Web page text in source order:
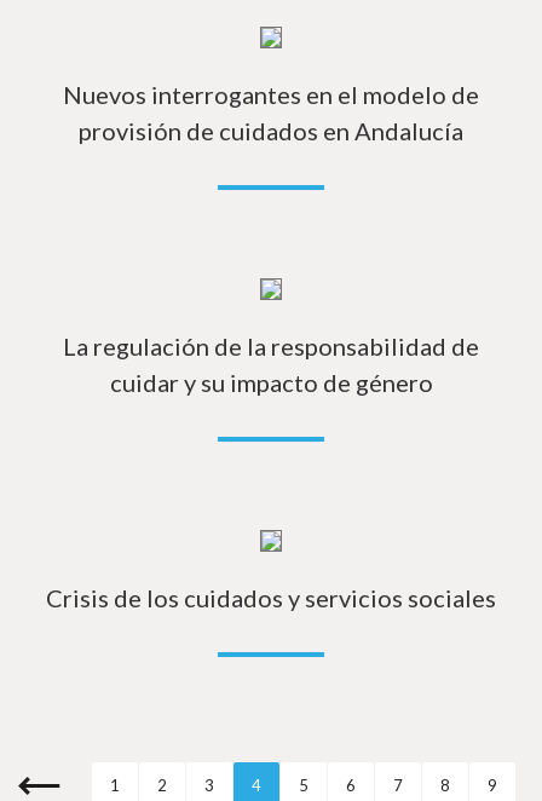
Nuevos interrogantes en el modelo de
provisión de cuidados en Andalucía
La regulación de la responsabilidad de
cuidar y su impacto de género
Crisis de los cuidados y servicios sociales
1 2 3 4 5 6 7 8 9